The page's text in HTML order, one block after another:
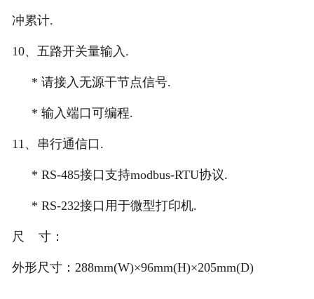
冲累计.
10、五路开关量输入.
* 请接入无源干节点信号.
* 输入端口可编程.
11 、串行通信口.
* RS-485接口支持modbus-RTU协议.
* RS-232接口用于微型打印机.
尺 寸：
外形尺寸：288mm(W)×96mm(H)×205mm(D)